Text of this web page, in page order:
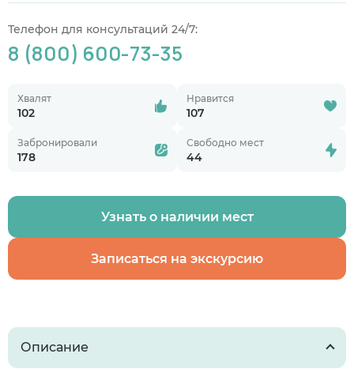
Телефон для консультаций 24/7:
8 (800) 600-73-35
Хвалят
102
Нравится
107
Забронировали
178
Свободно мест
44
Узнать о наличии мест
Записаться на экскурсию
Описание